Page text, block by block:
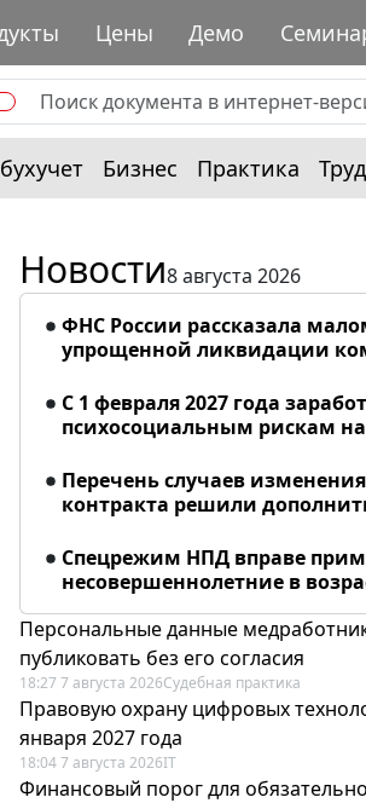
Цены Демо
Бизнес Практика Труд
Новости8 августа 2026
ФНС России рассказала
упрощенной ликвидации
С 1 февраля 2027 года
психосоциальным рискам
Перечень случаев
контракта решили
Спецрежим НПД вправе
несовершеннолетние в
Персональные данные
публиковать без его согласия
18:27 7 августа 2026Судебная практика
Правовую охрану цифровых
января 2027 года
18:04 7 августа 2026IT
Финансовый порог для